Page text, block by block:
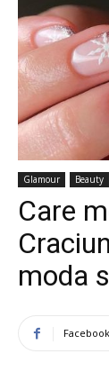
Glamour Beauty
Care
moda
Facebook